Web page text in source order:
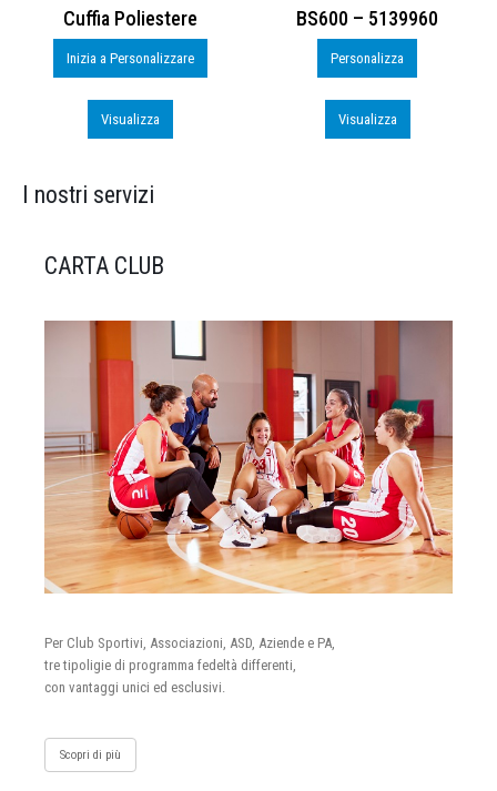
Cuffia Poliestere
Inizia a Personalizzare
Visualizza
BS600 – 5139960
Personalizza
Visualizza
I nostri servizi
CARTA CLUB
Per Club Sportivi, Associazioni, ASD, Aziende e PA,
tre tipoligie di programma fedeltà differenti,
con vantaggi unici ed esclusivi.
Scopri di più